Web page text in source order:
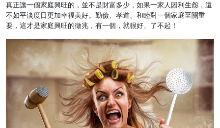
真正讓一個家庭興旺的，並不是財富多少，如果一家人因利生怨，還
不如平淡度日更加幸福美好。勤儉、孝道、和睦對一個家庭至關重
要，這才是家庭興旺的徵兆，有一個，就很好、了不起！